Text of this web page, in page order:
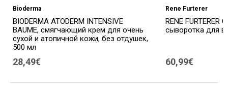
Bioderma
BIODERMA ATODERM INTENSIVE
BAUME, смягчающий крем для очень
сухой и атопичной кожи, без отдушек,
500 мл
28,49€
Rene Furterer
RENE FURTERER
сыворотка для
60,99€